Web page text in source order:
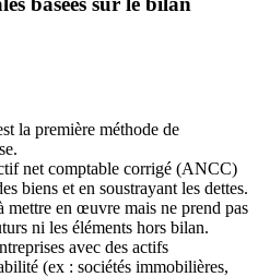
la première méthode de
net comptable corrigé (ANCC)
biens et en soustrayant les dettes.
mettre en œuvre mais ne prend pas
ni les éléments hors bilan.
avec des actifs
(ex : sociétés immobilières,